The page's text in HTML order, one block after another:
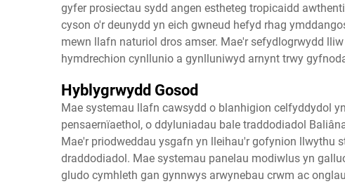
gyfer prosiectau sydd angen estheteg tropicaidd
cyson o'r deunydd yn eich gwneud hefyd rhag
mewn llafn naturiol dros amser. Mae'r sefydlogrwydd
hymdrechion cynllunio a gynlluniwyd arnynt trwy
Hyblygrwydd Gosod
Mae systemau llafn cawsydd o blanhigion celfyddydol
pensaernïaethol, o ddyluniadau bale traddodiadol
Mae'r priodweddau ysgafn yn lleihau'r gofynion llwythu
draddodiadol. Mae systemau panelau modiwlus yn
gludo cymhleth gan gynnwys arwynebau crwm ac